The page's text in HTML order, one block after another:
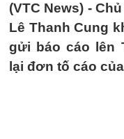
(VTC News) -
Lê Thanh Cung
gửi báo cáo lên
lại đơn tố cáo